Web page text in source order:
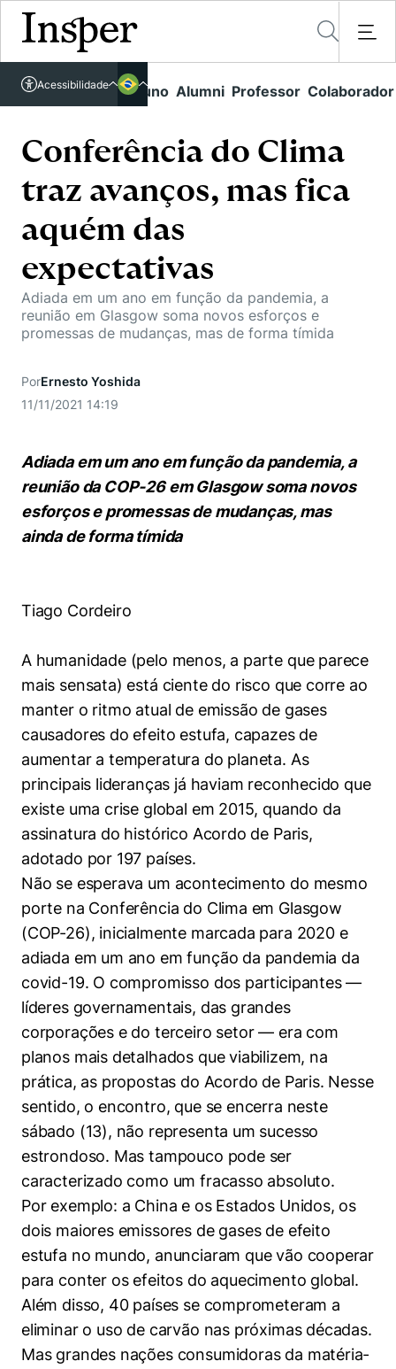
Links rápidos Aluno Alumni Professor Colaborador
Acessibilidade
Acessível em libras
Vestibular
Graduação
Todas as Engenharias
Engenharia de Computação
Engenharia Mecânica
Engenharia Mecatrônica
Pós-Graduação
Direito
Economia
Finanças
Negócios
Políticas Públicas
Tecnologia e Dados
Busca por Áreas de Conhecimento
Quem Somos
O Insper
Campus
Internacional
Student Life
Núcleo de Carreiras
Como funciona
Resolução Eficaz de Problemas
Oportunidade de Negócios
Women in Action
Comunidade Transforme
Missão
Projetos Sociais
Lista de doadores
Pesquisa
Pesquisa no Insper
Centros de Conhecimento
Centro de Dados e IA
Repositório Institucional
Pesquisa na Graduação
Seminários Acadêmicos
Conteúdos
Carreiras e Cursos
Youtube
Instagram
Linkedin
Unidades Acadêmicas
Engenharia e Ciência da Computação
Busca por docentes
Prêmios de Excelência
Ensino e aprendizagem
Fale Conosco
Atendimento
Visite o Insper
Canal de Ética
Conferência do Clima
traz avanços, mas fica
aquém das
expectativas
Adiada em um ano em função da pandemia, a
reunião em Glasgow soma novos esforços e
promessas de mudanças, mas de forma tímida
PorErnesto Yoshida
11/11/2021 14:19
Adiada em um ano em função da pandemia, a
reunião da COP-26 em Glasgow soma novos
esforços e promessas de mudanças, mas
ainda de forma tímida
Tiago Cordeiro
A humanidade (pelo menos, a parte que parece
mais sensata) está ciente do risco que corre ao
manter o ritmo atual de emissão de gases
causadores do efeito estufa, capazes de
aumentar a temperatura do planeta. As
principais lideranças já haviam reconhecido que
existe uma crise global em 2015, quando da
assinatura do histórico Acordo de Paris,
adotado por 197 países.
Não se esperava um acontecimento do mesmo
porte na Conferência do Clima em Glasgow
(COP-26), inicialmente marcada para 2020 e
adiada em um ano em função da pandemia da
covid-19. O compromisso dos participantes —
líderes governamentais, das grandes
corporações e do terceiro setor — era com
planos mais detalhados que viabilizem, na
prática, as propostas do Acordo de Paris. Nesse
sentido, o encontro, que se encerra neste
sábado (13), não representa um sucesso
estrondoso. Mas tampouco pode ser
caracterizado como um fracasso absoluto.
Por exemplo: a China e os Estados Unidos, os
dois maiores emissores de gases de efeito
estufa no mundo, anunciaram que vão cooperar
para conter os efeitos do aquecimento global.
Além disso, 40 países se comprometeram a
eliminar o uso de carvão nas próximas décadas.
Mas grandes nações consumidoras da matéria-